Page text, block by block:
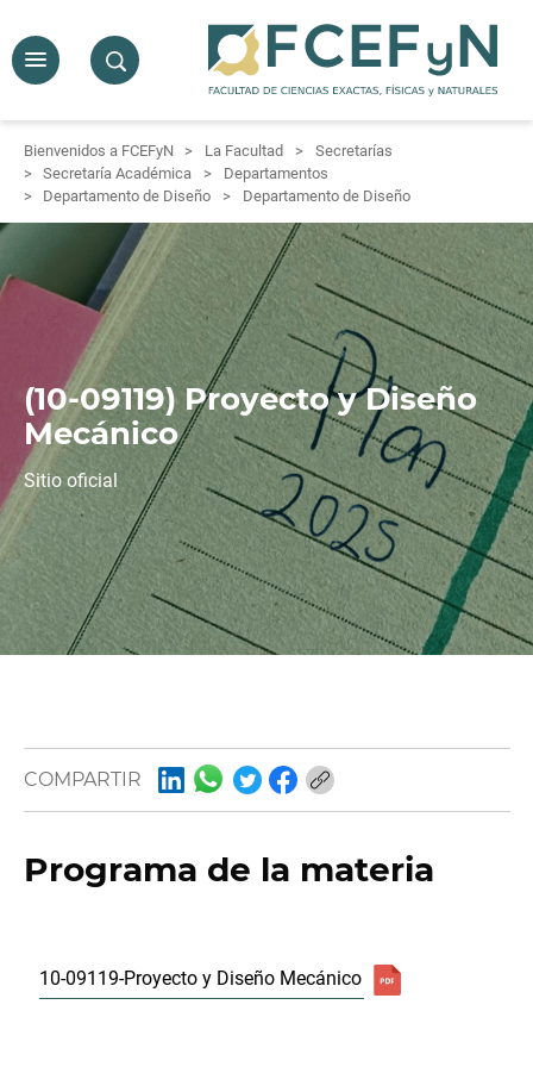
Bienvenidos a FCEFyN La Facultad
Secretarías
Secretaría Académica
Departamentos
Departamento de Diseño
Departamento de Diseño
(10-09119) Proyecto y Diseño
Mecánico
Sitio oficial
Programa de la materia
10-09119-Proyecto y Diseño Mecánico
COMPARTIR